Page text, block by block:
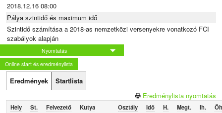
2018.12.16 08:00
Pálya szintidő és maximum idő
Szintidő számítása a 2018-as nemzetközi versenyekre vonatkozó FCI
szabályok alapján
Nyomtatás
Online start és eredménylista
Eredmények
Startlista
Eredménylista nyomtatás
Hely St. Felvezető Kutya Osztály Idő H. Megt. Ih.